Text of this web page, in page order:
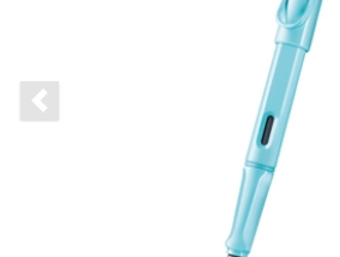
Previous slide